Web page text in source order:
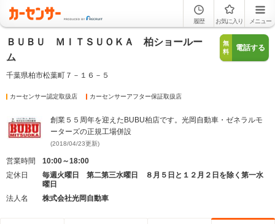
履歴 お気に入り メニュー
ＢＵＢＵ ＭＩＴＳＵＯＫＡ 柏ショールー
ム
千葉県柏市松葉町７－１６－５
無
料
電話する
カーセンサー認定取扱店 カーセンサーアフター保証取扱店
創業５５周年を迎えたBUBU柏店です。光岡自動車・ゼネラルモ
ーターズの正規工場併設
(2018/04/23更新)
営業時間
10:00～18:00
定休日
毎週火曜日 第二第三水曜日 ８月５日と１２月２日を除く第一水
曜日
法人名
株式会社光岡自動車